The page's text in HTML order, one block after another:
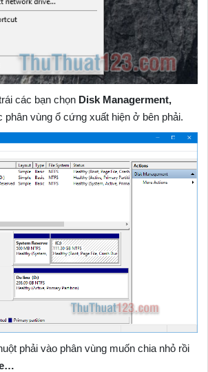
các bạn chọn Disk Managerment,
phân vùng ổ cứng xuất hiện ở bên phải.
phải vào phân vùng muốn chia nhỏ rồi